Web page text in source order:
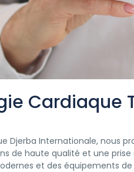
Cardiaque
Djerba Internationale, nous
de haute qualité et une
et des équipements